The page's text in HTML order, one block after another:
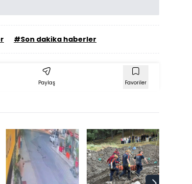
#Son dakika haberler
Paylaş Favoriler